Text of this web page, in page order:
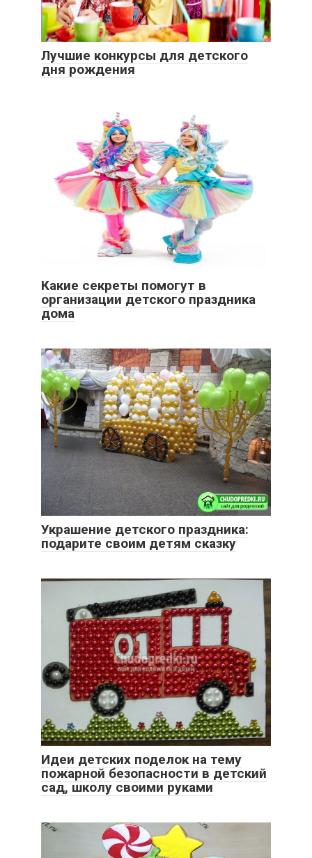
Лучшие конкурсы для детского
дня рождения
Какие секреты помогут в
организации детского праздника
дома
Украшение детского праздника:
подарите своим детям сказку
Идеи детских поделок на тему
пожарной безопасности в детский
сад, школу своими руками